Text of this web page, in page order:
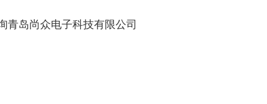
青岛尚众电子科技有限公司